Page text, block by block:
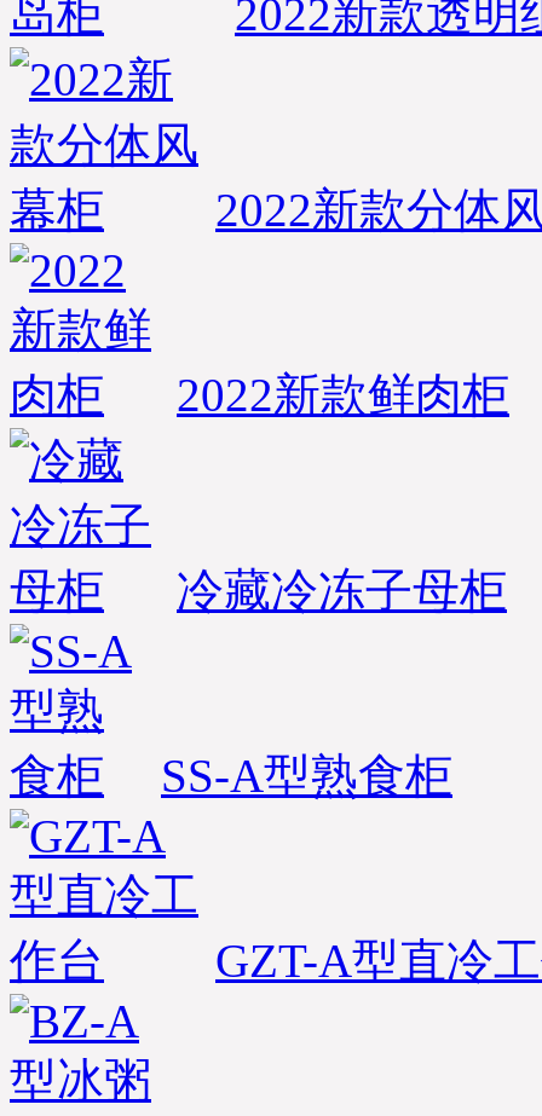
2022新款透明
2022新款分体
2022新款鲜肉柜
冷藏冷冻子母柜
SS-A型熟食柜
GZT-A型直冷